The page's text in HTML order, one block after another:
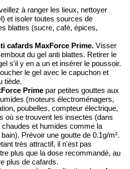
à ranger les lieux, nettoyer
et isoler toutes sources de
blattes (sucre, café, épices,
cafards MaxForce Prime. Visser
du gel anti blattes. Retirer le
s'il y en a un et insérer le poussoir.
le gel avec le capuchon et
tiède.
Prime par petites gouttes aux
(moteurs électroménagers,
poubelles, compteur électrique,
où se trouvent les insectes (dans
et humides comme la
Prévoir une goutte de 0.1g/m².
très attractif, il n'est pas
plus que la dose recommandé, au
plus de cafards.